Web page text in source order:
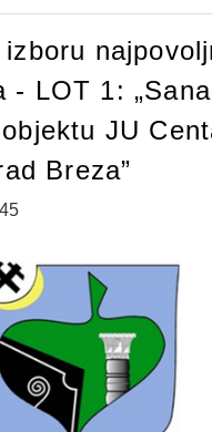
- LOT 1:
JU
Breza”